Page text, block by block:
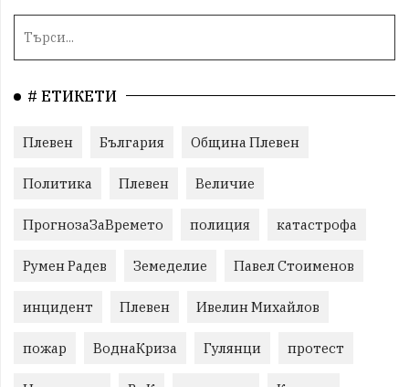
# ЕТИКЕТИ
Плевен България Община Плевен
Политика Плевен Величие
ПрогнозаЗаВремето полиция катастрофа
Румен Радев Земеделие Павел Стоименов
инцидент Плевен Ивелин Михайлов
пожар ВоднаКриза Гулянци протест